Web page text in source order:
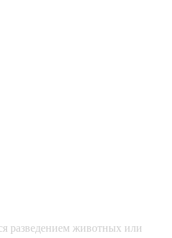
разведением животных или